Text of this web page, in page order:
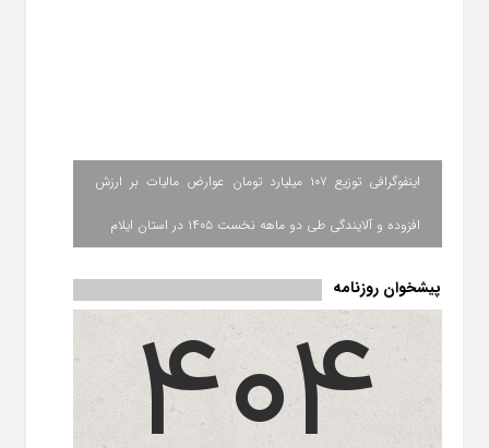
اینفوگرافی توزیع ۱۰۷ میلیارد تومان عوارض مالیات بر ارزش
افزوده و آلایندگی طی دو ماهه نخست ۱۴۰۵ در استان ایلام
پیشخوان روزنامه